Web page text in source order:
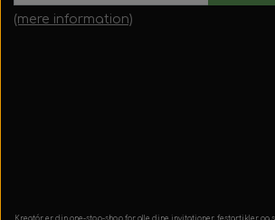
(mere information)